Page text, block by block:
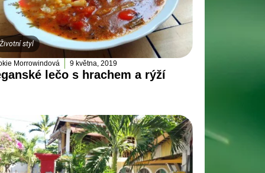
Životní styl
Morrowindová 9 května, 2019
lečo s hrachem a rýží